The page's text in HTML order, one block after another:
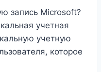
запись Microsoft?
учетная
учетную
которое